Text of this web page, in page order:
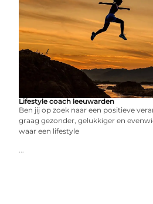
Lifestyle coach leeuwarden
Ben jij op zoek naar een positieve
graag gezonder, gelukkiger en
waar een lifestyle
...